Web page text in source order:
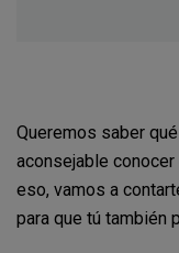
Queremos saber
aconsejable
eso, vamos a
para que tú también